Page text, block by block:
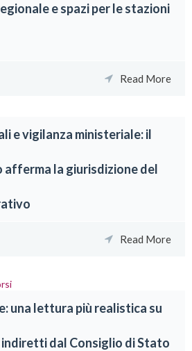
e spazi per le stazioni
Read More
e vigilanza ministeriale: il
afferma la giurisdizione del
Read More
una lettura più realistica su
dal Consiglio di Stato